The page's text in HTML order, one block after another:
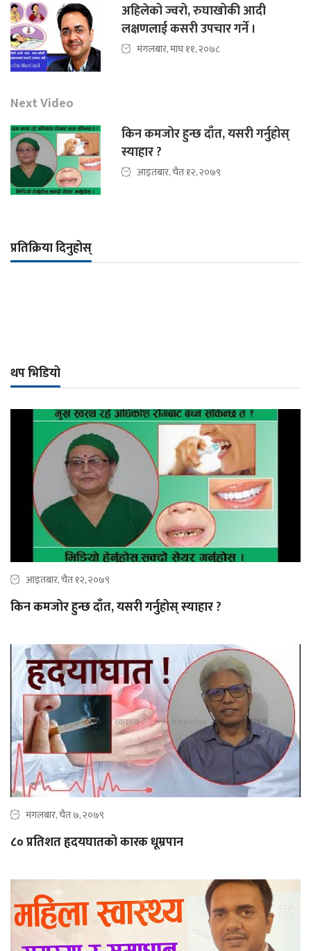
अहिलेको ज्वरो, रुघाखोकी आदी
लक्षणलाई कसरी उपचार गर्ने ।
मंगलबार, माघ ११, २०७८
Next Video
किन कमजोर हुन्छ दाँत, यसरी गर्नुहोस्
स्याहार ?
आइतबार, चैत १२, २०७९
प्रतिक्रिया दिनुहोस्
थप भिडियो
आइतबार, चैत १२, २०७९
किन कमजोर हुन्छ दाँत, यसरी गर्नुहोस् स्याहार ?
मंगलबार, चैत ७, २०७९
८० प्रतिशत हृदयघातको कारक धूम्रपान